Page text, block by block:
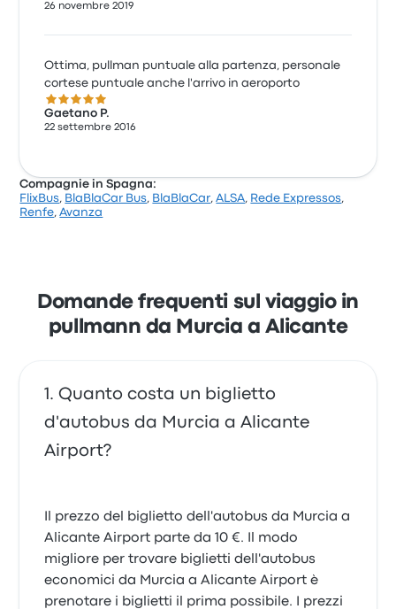
26 novembre 2019
Ottima, pullman puntuale alla partenza, personale
cortese puntuale anche l'arrivo in aeroporto
5.0 su 5 stelle
Gaetano P.
22 settembre 2016
Compagnie in Spagna:
FlixBus, BlaBlaCar Bus, BlaBlaCar,ALSA, Rede Expressos,
Renfe,Avanza
Domande frequenti sul viaggio in
pullmann da Murcia a Alicante
Quanto costa un biglietto
d'autobus da Murcia a Alicante
Airport?
Il prezzo del biglietto dell'autobus da Murcia a
Alicante Airport parte da 10 €. Il modo
migliore per trovare biglietti dell'autobus
economici da Murcia a Alicante Airport è
prenotare i biglietti il prima possibile. I prezzi